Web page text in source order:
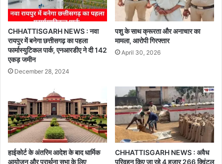
CHHATTISGARH NEWS : नवा
रायपुर में बनेगा छत्तीसगढ़ का पहला
फार्मास्युटिकल पार्क, एनआरडीए ने दी 142
एकड़ जमीन
December 28, 2024
पशु के साथ क्रूरता और अनाचार का
मामला, आरोपी गिरफ्तार
April 30, 2026
हाईकोर्ट के अंतरिम आदेश के बाद धार्मिक
आयोजन और प्रार्थना सभा के लिए
CHHATTISGARH NEWS : अवैध
परिवहन किए जा रहे 4 हजार 266 क्विंटल